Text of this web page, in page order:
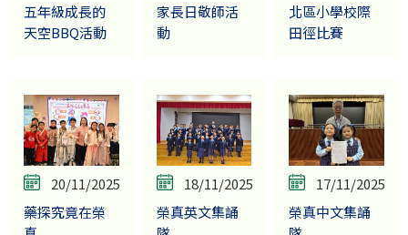
五年級成長的
天空BBQ活動
家長日敬師活
動
北區小學校際
田徑比賽
20/11/2025
藥探究竟在榮
18/11/2025
榮真英文集誦
17/11/2025
榮真中文集誦